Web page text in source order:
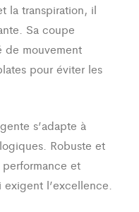
la transpiration, il
Sa coupe
de mouvement
pour éviter les
s’adapte à
Robuste et
et
l’excellence.